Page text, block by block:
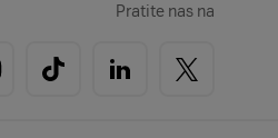
Pratite nas na